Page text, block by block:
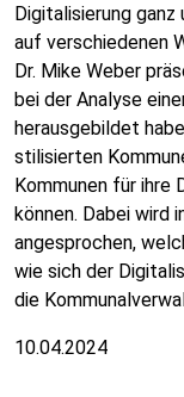
Digitalisierung
auf verschiedenen
Dr. Mike Weber
bei der Analyse
herausgebildet
stilisierten
Kommunen für ihre
können. Dabei wird
angesprochen,
wie sich der
die
10.04.2024